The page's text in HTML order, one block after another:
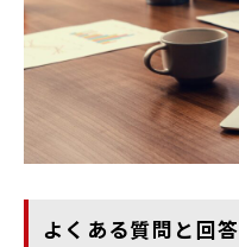
よくある質問と回答